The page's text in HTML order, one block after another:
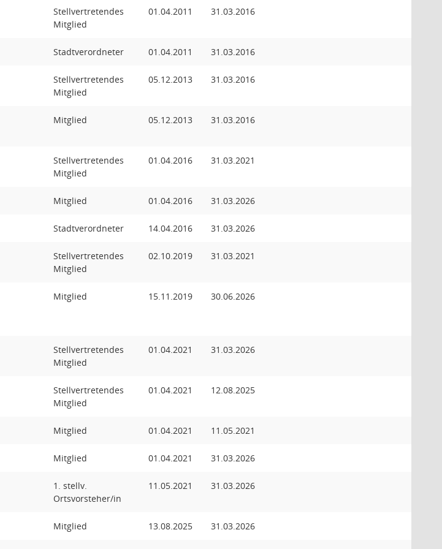
Stellvertretendes
Mitglied
01.04.2011 31.03.2016
Stadtverordneter 01.04.2011 31.03.2016
Stellvertretendes
Mitglied
05.12.2013 31.03.2016
Mitglied 05.12.2013 31.03.2016
Stellvertretendes
Mitglied
01.04.2016 31.03.2021
Mitglied 01.04.2016 31.03.2026
Stadtverordneter 14.04.2016 31.03.2026
Stellvertretendes
Mitglied
02.10.2019 31.03.2021
Mitglied 15.11.2019 30.06.2026
Stellvertretendes
Mitglied
01.04.2021 31.03.2026
Stellvertretendes
Mitglied
01.04.2021 12.08.2025
Mitglied 01.04.2021 11.05.2021
Mitglied 01.04.2021 31.03.2026
1. stellv.
Ortsvorsteher/in
11.05.2021 31.03.2026
Mitglied 13.08.2025 31.03.2026